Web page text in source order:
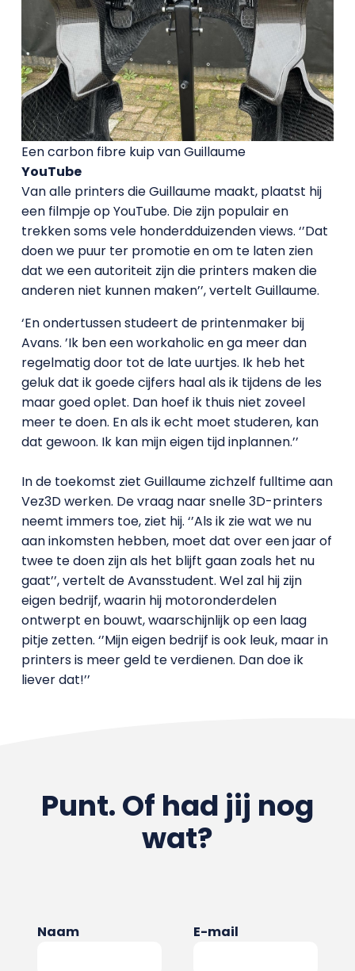
Een carbon fibre kuip van Guillaume
YouTube
Van alle printers die Guillaume maakt, plaatst hij
een filmpje op YouTube. Die zijn populair en
trekken soms vele honderdduizenden views. ‘’Dat
doen we puur ter promotie en om te laten zien
dat we een autoriteit zijn die printers maken die
anderen niet kunnen maken’’, vertelt Guillaume.
‘En ondertussen studeert de printenmaker bij
Avans. ’Ik ben een workaholic en ga meer dan
regelmatig door tot de late uurtjes. Ik heb het
geluk dat ik goede cijfers haal als ik tijdens de les
maar goed oplet. Dan hoef ik thuis niet zoveel
meer te doen. En als ik echt moet studeren, kan
dat gewoon. Ik kan mijn eigen tijd inplannen.’’
In de toekomst ziet Guillaume zichzelf fulltime aan
Vez3D werken. De vraag naar snelle 3D-printers
neemt immers toe, ziet hij. ‘’Als ik zie wat we nu
aan inkomsten hebben, moet dat over een jaar of
twee te doen zijn als het blijft gaan zoals het nu
gaat’’, vertelt de Avansstudent. Wel zal hij zijn
eigen bedrijf, waarin hij motoronderdelen
ontwerpt en bouwt, waarschijnlijk op een laag
pitje zetten. ‘’Mijn eigen bedrijf is ook leuk, maar in
printers is meer geld te verdienen. Dan doe ik
liever dat!’’
Punt. Of had jij nog
wat?
Naam E-mail